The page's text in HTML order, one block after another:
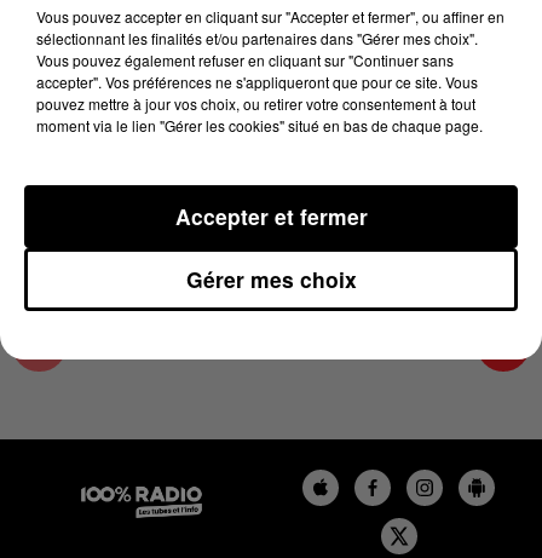
25 octobre 2024 - 4 min 20 sec
LES INFOS DU PAYS CATALAN DU 25/10/2024
À 09H00
Podcasts infos du Pays Catalan
Vous pouvez accepter en cliquant sur "Accepter et fermer", ou affiner en
sélectionnant les finalités et/ou partenaires dans "Gérer mes choix".
Vous pouvez également refuser en cliquant sur "Continuer sans
accepter". Vos préférences ne s'appliqueront que pour ce site. Vous
pouvez mettre à jour vos choix, ou retirer votre consentement à tout
moment via le lien "Gérer les cookies" situé en bas de chaque page.
Gérer mes choix
Accepter et fermer